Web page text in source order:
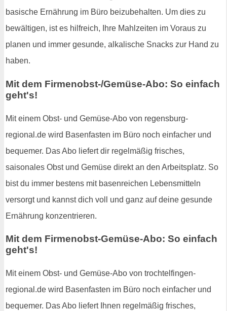
basische Ernährung im Büro beizubehalten. Um dies zu
bewältigen, ist es hilfreich, Ihre Mahlzeiten im Voraus zu
planen und immer gesunde, alkalische Snacks zur Hand zu
haben.
Mit dem Firmenobst-/Gemüse-Abo: So einfach
geht's!
Mit einem Obst- und Gemüse-Abo von regensburg-
regional.de wird Basenfasten im Büro noch einfacher und
bequemer. Das Abo liefert dir regelmäßig frisches,
saisonales Obst und Gemüse direkt an den Arbeitsplatz. So
bist du immer bestens mit basenreichen Lebensmitteln
versorgt und kannst dich voll und ganz auf deine gesunde
Ernährung konzentrieren.
Mit dem Firmenobst-Gemüse-Abo: So einfach
geht's!
Mit einem Obst- und Gemüse-Abo von trochtelfingen-
regional.de wird Basenfasten im Büro noch einfacher und
bequemer. Das Abo liefert Ihnen regelmäßig frisches,